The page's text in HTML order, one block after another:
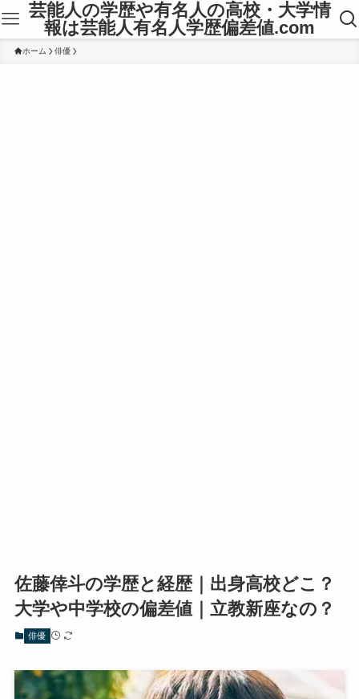
芸能人の学歴や有名人の高校・大学情
報は芸能人有名人学歴偏差値.com
ホーム 俳優
佐藤倖斗の学歴と経歴｜出身高校どこ？
大学や中学校の偏差値｜立教新座なの？
俳優